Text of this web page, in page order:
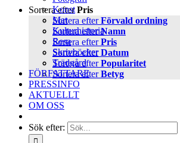
Konst
Mat
Kulturhistoria
Resa
Skrivböcker
Trädgård
FÖRFATTARE
PRESSINFO
AKTUELLT
OM OSS
Sök efter:
Sortera efterPris
Sortera efterFörvald ordning
Sortera efterNamn
Sortera efterPris
Sortera efterDatum
Sortera efterPopularitet
Sortera efterBetyg